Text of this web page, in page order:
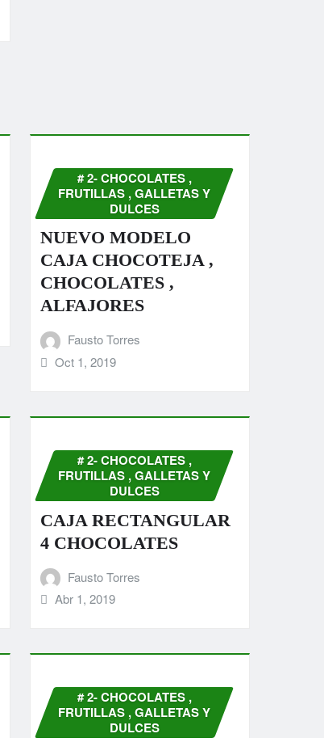
# 2- CHOCOLATES ,
FRUTILLAS , GALLETAS Y
DULCES
NUEVO MODELO
CAJA CHOCOTEJA ,
CHOCOLATES ,
ALFAJORES
Fausto Torres
Oct 1, 2019
# 2- CHOCOLATES ,
FRUTILLAS , GALLETAS Y
DULCES
CAJA RECTANGULAR
4 CHOCOLATES
Fausto Torres
Abr 1, 2019
# 2- CHOCOLATES ,
FRUTILLAS , GALLETAS Y
DULCES